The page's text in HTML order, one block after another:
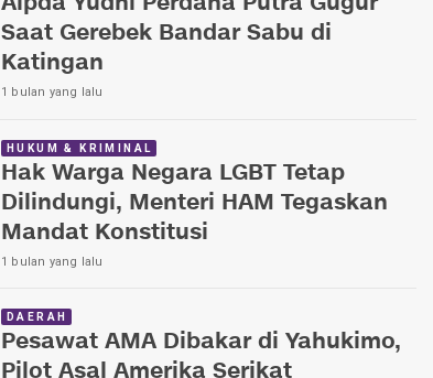
Saat Gerebek Bandar Sabu di
Katingan
1 bulan yang lalu
HUKUM & KRIMINAL
Hak Warga Negara LGBT Tetap
Dilindungi, Menteri HAM Tegaskan
Mandat Konstitusi
1 bulan yang lalu
DAERAH
Pesawat AMA Dibakar di Yahukimo,
Pilot Asal Amerika Serikat